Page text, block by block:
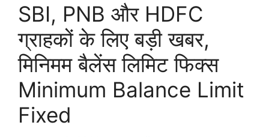
SBI, PNB और HDFC
ग्राहकों के लिए बड़ी खबर,
मिनिमम बैलेंस लिमिट फिक्स
Minimum Balance Limit
Fixed